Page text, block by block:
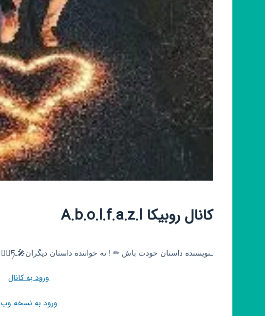
کانال روبیکا A.b.o.l.f.a.z.l
ـنویسنده داستان خودت باش ✏ ! نه خواننده داستان دیگران🎤ـཊٜٜٜٜٜٜٜٜٜٜٜٜٜٜٜٜٜٜٜࣴཏـ
ورود به کانال
ورود به نسخه وب